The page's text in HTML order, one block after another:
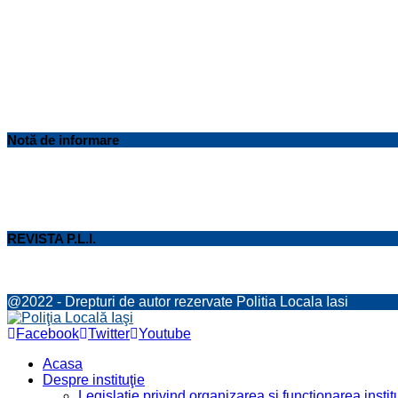
Notă de informare
REVISTA P.L.I.
@2022 - Drepturi de autor rezervate Politia Locala Iasi
Facebook Twitter Youtube
Acasa
Despre instituţie